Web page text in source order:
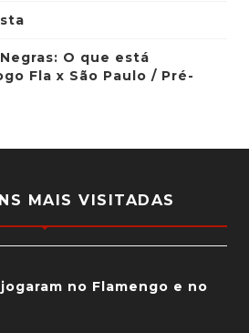
O que está
Fla x São Paulo / Pré-
MAIS VISITADAS
no Flamengo e no